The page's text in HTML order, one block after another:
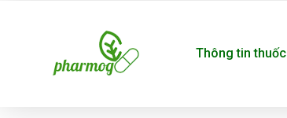
Thông tin thuốc